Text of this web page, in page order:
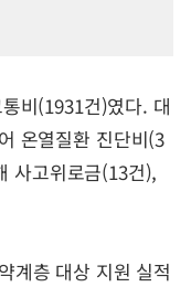
비(1931건)였다. 대
온열질환 진단비(3
사고위로금(13건),
계층 대상 지원 실적